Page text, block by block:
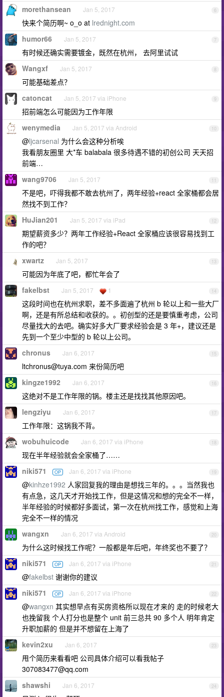
6
morethansean Jan 5, 2017
快来个简历啊~ o_o at lrednight.com
7
humor66 Jan 5, 2017
有时候还确实需要镀金，既然在杭州， 去阿里试试
8
Wangxf Jan 5, 2017
可能基础差点？
9
catoncat Jan 5, 2017 via iPhone
招前端怎么可能因为工作年限
10
wenymedia Jan 5, 2017 via Android
@ljcarsenal 为什么会这种分析唉
我看朋友圈里 大*车 balabala 很多待遇不错的初创公司 天天招
前端…
11
wang9706 Jan 5, 2017
不是吧，吓得我都不敢去杭州了，两年经验+react 全家桶都会居
然找不到工作？
12
HuJian201 Jan 5, 2017 via iPad
期望薪资多少？两年工作经验+React 全家桶应该很容易找到工
作的吧？
13
xwartz Jan 5, 2017
可能因为年底了吧，都忙年会了
14
fakelbst Jan 5, 2017 1
这段时间也在杭州求职，差不多面遍了杭州 b 轮以上和一些大厂
啊，还是有所总结和收获的。。初创型的还是要慎重考虑，公司
尽量找大的去吧。确实好多大厂要求经验会是 3 年+，建议还是
先到一个至少中型的 b 轮以上公司。
15
chronus Jan 6, 2017
ltchronus@tuya.com 来份简历吧
16
kingze1992 Jan 6, 2017
这绝对不是工作年限的锅。楼主还是找找其他原因吧。
17
lengziyu Jan 6, 2017
工作年限：这锅我不背。
18
wobuhuicode Jan 6, 2017 via iPhone
现在半年经验就会全家桶了……
19
niki571 OP Jan 6, 2017 via iPhone
@kinhze1992 人家回复我的理由是想找三年的。。。当然我也
有点急，这几天才开始找工作，但是这情况和想的完全不一样，
半年经验的时候都好多面试，第一次在杭州找工作，感觉和上海
完全不一样的情况
20
wangxn Jan 6, 2017 via Android
为什么这时候找工作呢？一般都是年后吧，年终奖也不要了？
21
niki571 OP Jan 6, 2017 via iPhone
@fakelbst 谢谢你的建议
22
niki571 OP Jan 6, 2017 via iPhone
@wangxn 其实想早点有买房资格所以现在才来的 走的时候老大
也挽留我 个人打分也是整个 unit 前三总共 90 多个人 明年肯定
升职加薪的 但是并不想留在上海了
23
kevin2xu Jan 6, 2017
甩个简历来看看吧 公司具体介绍可以看我帖子
307083477@qq.com
24
shawshi Jan 6, 2017